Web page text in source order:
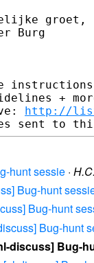
groet,
Burg
+
http://
hunt sessie ·
Bug-hunt
Bug-hunt
Bug-hunt
discuss] Bug-